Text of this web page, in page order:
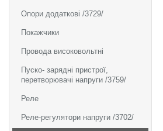
Опори додаткові /3729/
Покажчики
Провода високовольтні
Пуско- зарядні пристрої,
перетворювачі напруги /3759/
Реле
Реле-регулятори напруги /3702/